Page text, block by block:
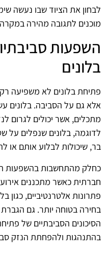
לבחון את הציוד שבו נעשה
מוכנים לתגובה מהירה
השפעות
בלונים
פתיחת בלונים לא משפיעה
אלא גם על הסביבה. בלונים
מתכלים, אשר יכולים לגרום
לדוגמה, בלונים שנפלים על
בר, שיכולות לבלוע אותם או
כחלק מהתחשבות בהשפעות
חברתית כאשר מתכננים
פתרונות אלטרנטיביים, כגון
בחירה בטוחה יותר. גם
הסיכונים הסביבתיים של
בהתנהגות ולהפחתת הנזק